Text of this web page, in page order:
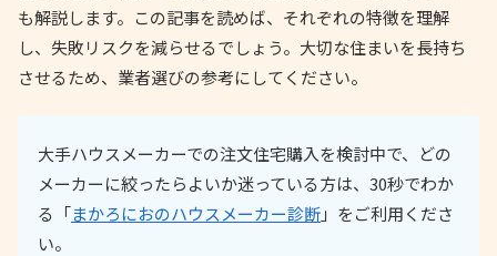
も解説します。この記事を読めば、それぞれの特徴を理解
し、失敗リスクを減らせるでしょう。大切な住まいを長持ち
させるため、業者選びの参考にしてください。
大手ハウスメーカーでの注文住宅購入を検討中で、どの
メーカーに絞ったらよいか迷っている方は、30秒でわか
る「まかろにおのハウスメーカー診断」をご利用くださ
い。